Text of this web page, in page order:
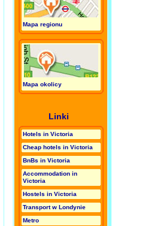
Mapa regionu
Mapa okolicy
Linki
Hotels in Victoria
Cheap hotels in Victoria
BnBs in Victoria
Accommodation in
Victoria
Hostels in Victoria
Transport w Londynie
Metro